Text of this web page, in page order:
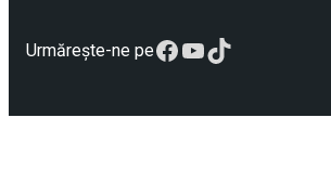
Urmărește-ne peFacebook
YouTube
TikTok